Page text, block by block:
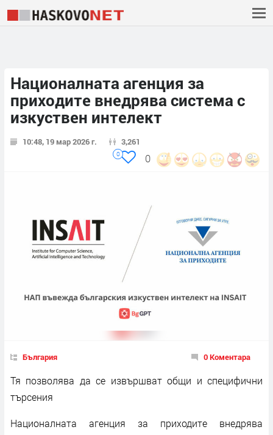
Националната агенция за
приходите внедрява система с
изкуствен интелект
10:48, 19 мар 2026 г. 3,261
0
0
България 0 Коментара
Тя позволява да се извършват общи и специфични
търсения
Националната агенция за приходите внедрява